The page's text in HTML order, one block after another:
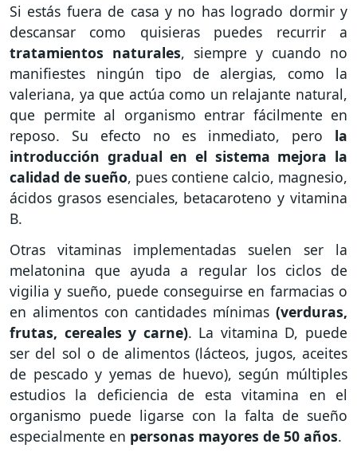
Si estás fuera de casa y no has logrado dormir y
descansar como quisieras puedes recurrir a
tratamientos naturales, siempre y cuando no
manifiestes ningún tipo de alergias, como la
valeriana, ya que actúa como un relajante natural,
que permite al organismo entrar fácilmente en
reposo. Su efecto no es inmediato, pero la
introducción gradual en el sistema mejora la
calidad de sueño, pues contiene calcio, magnesio,
ácidos grasos esenciales, betacaroteno y vitamina
B.
Otras vitaminas implementadas suelen ser la
melatonina que ayuda a regular los ciclos de
vigilia y sueño, puede conseguirse en farmacias o
en alimentos con cantidades mínimas (verduras,
frutas, cereales y carne). La vitamina D, puede
ser del sol o de alimentos (lácteos, jugos, aceites
de pescado y yemas de huevo), según múltiples
estudios la deficiencia de esta vitamina en el
organismo puede ligarse con la falta de sueño
especialmente en personas mayores de 50 años.